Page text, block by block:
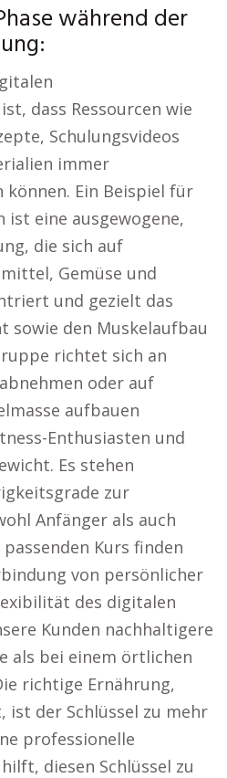
während der
dass Ressourcen wie
Schulungsvideos
immer
Ein Beispiel für
ist eine ausgewogene,
die sich auf
Gemüse und
und gezielt das
sowie den Muskelaufbau
richtet sich an
oder auf
aufbauen
Enthusiasten und
Es stehen
zur
Anfänger als auch
Kurs finden
von persönlicher
des digitalen
Kunden nachhaltigere
als bei einem örtlichen
richtige Ernährung,
ist der Schlüssel zu mehr
professionelle
diesen Schlüssel zu